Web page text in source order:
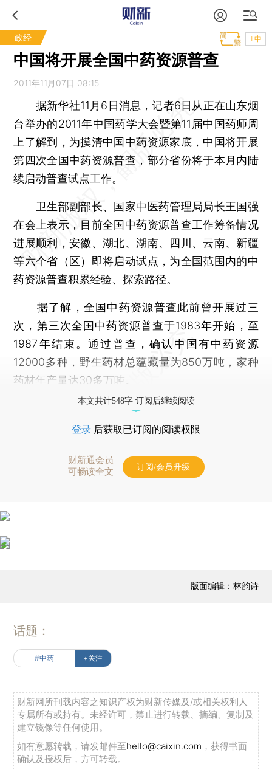
政经 T中
中国将开展全国中药资源普查
2011年11月07日 08:15
据新华社11月6日消息，记者6日从正在山东烟
台举办的2011年中国药学大会暨第11届中国药师周
上了解到，为摸清中国中药资源家底，中国将开展
第四次全国中药资源普查，部分省份将于本月内陆
续启动普查试点工作。
卫生部副部长、国家中医药管理局局长王国强
在会上表示，目前全国中药资源普查工作筹备情况
进展顺利，安徽、湖北、湖南、四川、云南、新疆
等六个省（区）即将启动试点，为全国范围内的中
药资源普查积累经验、探索路径。
据了解，全国中药资源普查此前曾开展过三
次，第三次全国中药资源普查于1983年开始，至
1987年结束。通过普查，确认中国有中药资源
12000多种，野生药材总蕴藏量为850万吨，家种
药材年产量达30多万吨。
本文共计548字 订阅后继续阅读
登录 后获取已订阅的阅读权限
财新通会员
可畅读全文
订阅/会员升级
版面编辑：林韵诗
话题：
#中药 +关注
财新网所刊载内容之知识产权为财新传媒及/或相关权利人
专属所有或持有。未经许可，禁止进行转载、摘编、复制及
建立镜像等任何使用。
如有意愿转载，请发邮件至hello@caixin.com ，获得书面
确认及授权后，方可转载。